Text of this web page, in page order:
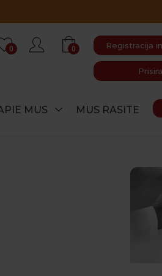
Registracija
0 0
MUS MUS RASITE